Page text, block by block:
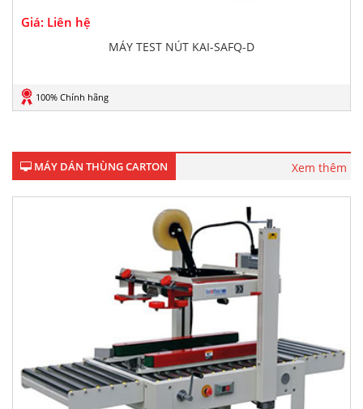
Giá: Liên hệ
MÁY TEST NÚT KAI-SAFQ-D
100% Chính hãng
MÁY DÁN THÙNG CARTON Xem thêm